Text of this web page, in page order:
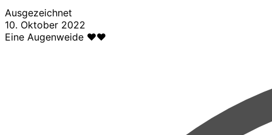
Ausgezeichnet
10. Oktober 2022
Eine Augenweide ❤️❤️